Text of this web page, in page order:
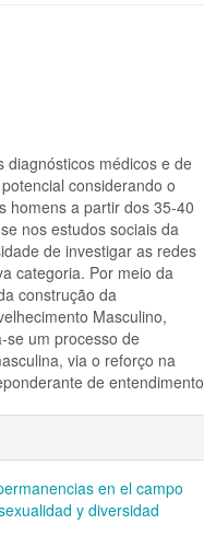
diagnósticos médicos e de
considerando o
homens a partir dos 35-40
nos estudos sociais da
de investigar as redes
categoria. Por meio da
construção da
Masculino,
se um processo de
via o reforço na
de entendimento
en el campo
y diversidad